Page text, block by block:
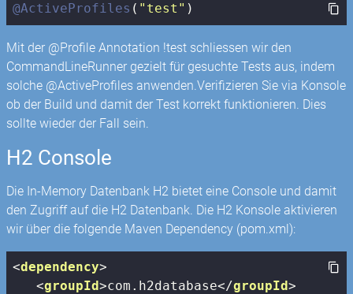
@ActiveProfiles ( "test" )
Mit der @Profile Annotation !test schliessen wir den
CommandLineRunner gezielt für gesuchte Tests aus, indem
solche @ActiveProfiles anwenden.Verifizieren Sie via Konsole
ob der Build und damit der Test korrekt funktionieren. Dies
sollte wieder der Fall sein.
H2 Console
Die In-Memory Datenbank H2 bietet eine Console und damit
den Zugriff auf die H2 Datenbank. Die H2 Konsole aktivieren
wir über die folgende Maven Dependency (pom.xml):
<dependency>
<groupId>com.h2database</groupId>